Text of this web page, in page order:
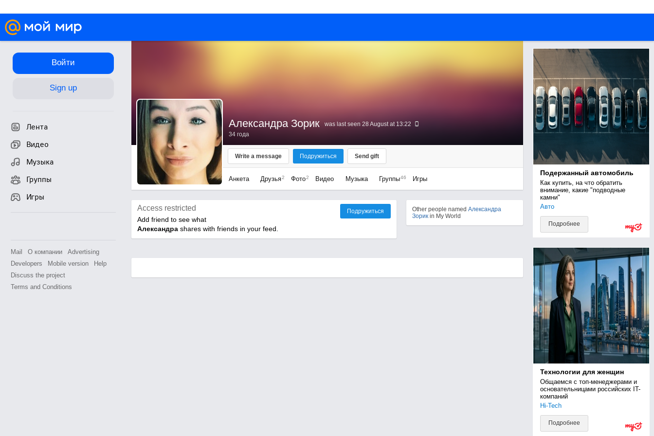
Войти
Sign up
Лента
Видео
Музыка
Группы
Игры
Mail О компании
Advertising
Developers
Mobile version
Help
Discuss the project
Terms and Conditions
Александра Зорик
was last seen 28 August at 13:22
34 года
Write a message Подружиться Send gift
Анкета Друзья2 Фото2 Видео Музыка Группы46 Игры
Подружиться
Access restricted
Add friend to see what
Александраshares with friends in your feed.
Подержанный автомобиль
Как купить, на что обратить
внимание, какие "подводные
камни"
Авто
Подробнее
Технологии для женщин
Общаемся с топ-менеджерами и
основательницами российских IT-
компаний
Hi-Tech
Подробнее
Other people named Александра
Зорикin My World